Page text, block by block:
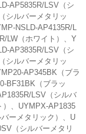
AP5835R/LSV（シ
シルバーメタリッ
NSLD-AP4135R/L
LW（ホワイト）、Y
AP3835R/LSV（シ
シルバーメタリッ
AP345BK（ブラ
BF31BK（ブラッ
LSV（シルバ
）、UYMPX-AP1835
ーメタリック）、U
（シルバーメタリ